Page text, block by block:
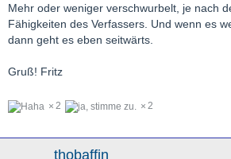
Mehr oder weniger verschwurbelt, je nach
Fähigkeiten des Verfassers. Und wenn es
dann geht es eben seitwärts.
Gruß! Fritz
2 2
thobaffin